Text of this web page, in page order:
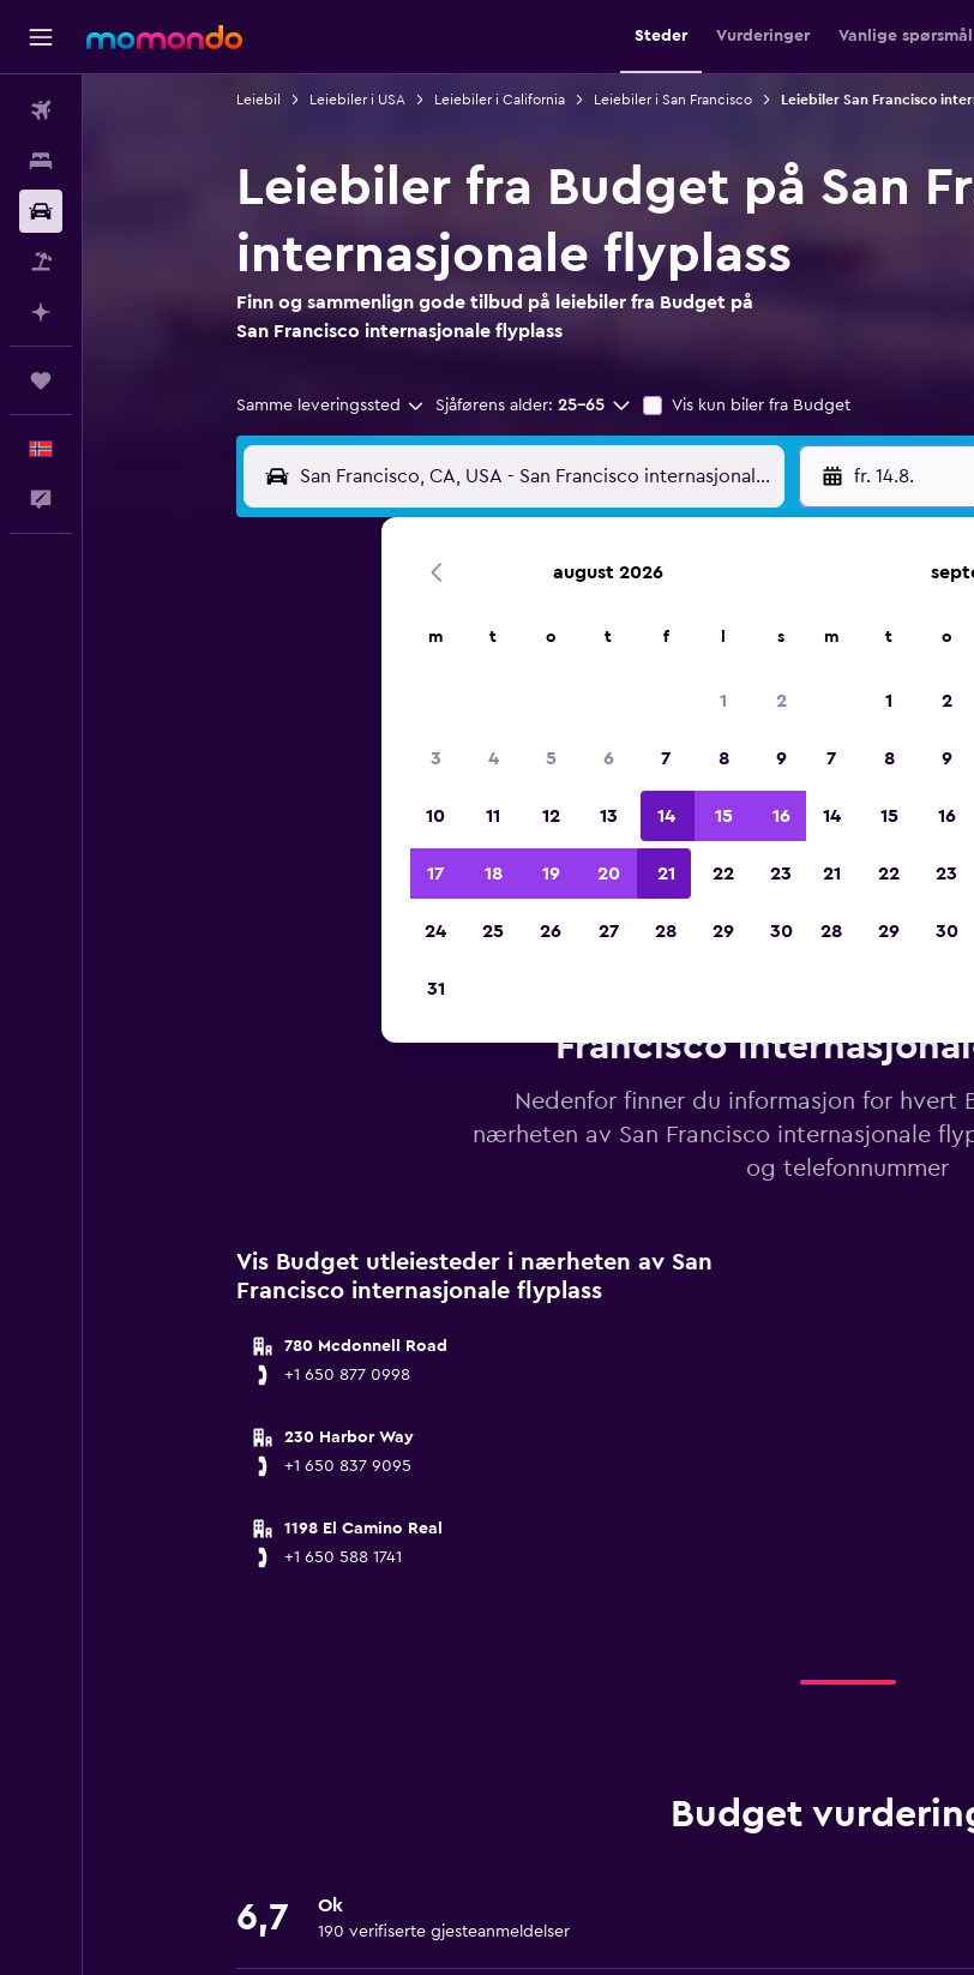
Steder Vurderinger Vanlige spørsmål
Leiebil Leiebiler i USA Leiebiler i California Leiebiler i San Francisco Leiebiler San Francisco
Leiebiler fra Budget på San
internasjonale flyplass
Finn og sammenlign gode tilbud på leiebiler fra Budget på
San Francisco internasjonale flyplass
Samme leveringssted Sjåførens alder: 25–65 Vis kun biler fra Budget
fr. 14.8.
2023
Francisco
Nedenfor finner du informasjon for hvert
nærheten av San Francisco internasjonale
og telefonnummer
Vis Budget utleiesteder i nærheten av San
Francisco internasjonale flyplass
780 Mcdonnell Road
+1 650 877 0998
230 Harbor Way
+1 650 837 9095
1198 El Camino Real
+1 650 588 1741
Budget
6,7 Ok
190 verifiserte gjesteanmeldelser
august 2026
m t o t f s
1 2
3 4 5 6 7 8 9
10 11 12 13 14 15 16
17 18 19 20 21 22 23
24 25 26 27 28 29 30
31
m t o
1 2
7 8 9
14 15 16
21 22 23
28 29 30